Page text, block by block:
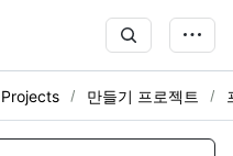
Projects 만들기 프로젝트